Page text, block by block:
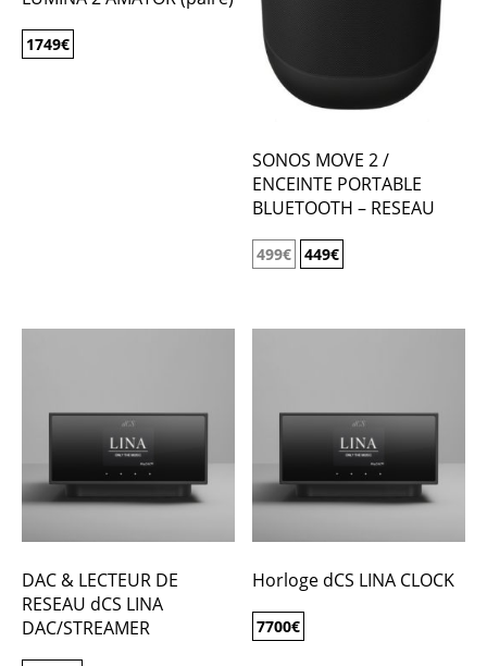
1749€
SONOS MOVE 2 /
ENCEINTE PORTABLE
BLUETOOTH – RESEAU
499€ 449€
DAC & LECTEUR DE
RESEAU dCS LINA
DAC/STREAMER
Horloge dCS LINA CLOCK
7700€